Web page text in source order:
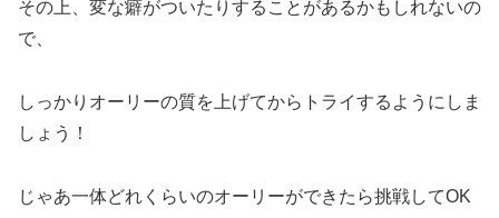
その上、変な癖がついたりすることがあるかもしれないの
で、
しっかりオーリーの質を上げてからトライするようにしま
しょう！
じゃあ一体どれくらいのオーリーができたら挑戦してOK